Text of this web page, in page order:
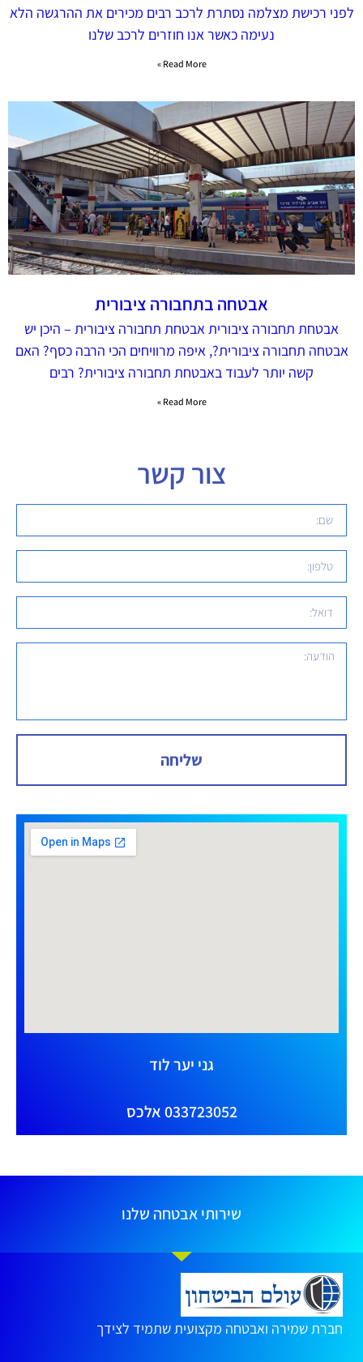
לפני רכישת מצלמה נסתרת לרכב‬ רבים מכירים את ההרגשה הלא
נעימה כאשר אנו חוזרים לרכב שלנו
Read More »
אבטחה בתחבורה ציבורית
אבטחת תחבורה ציבורית אבטחת תחבורה ציבורית – היכן יש
אבטחה תחבורה ציבורית?, איפה מרוויחים הכי הרבה כסף? האם
קשה יותר לעבוד באבטחת תחבורה ציבורית? רבים
Read More »
צור קשר
שליחה
גני יער לוד
033723052 אלכס
שירותי אבטחה שלנו
חברת שמירה ואבטחה מקצועית שתמיד לצידך